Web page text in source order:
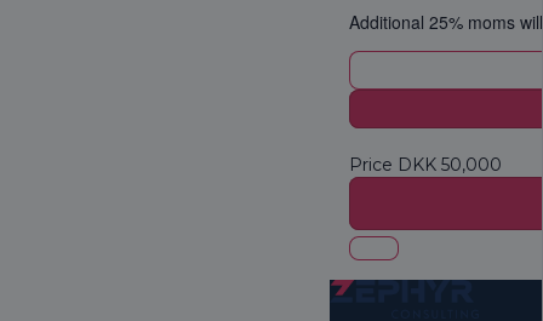
Additional 25% moms
Price DKK 50,000